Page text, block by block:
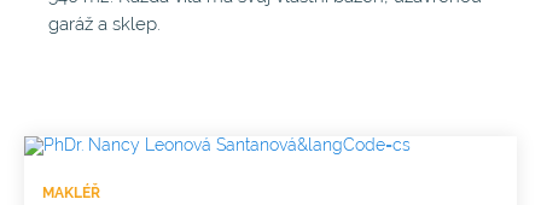
garáž a sklep.
MAKLÉŘ